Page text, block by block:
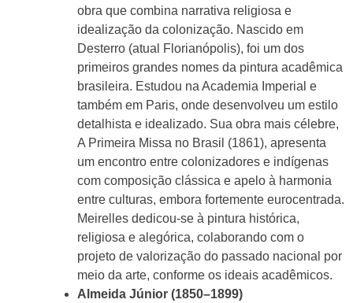
obra que combina narrativa religiosa e
idealização da colonização. Nascido em
Desterro (atual Florianópolis), foi um dos
primeiros grandes nomes da pintura acadêmica
brasileira. Estudou na Academia Imperial e
também em Paris, onde desenvolveu um estilo
detalhista e idealizado. Sua obra mais célebre,
A Primeira Missa no Brasil (1861), apresenta
um encontro entre colonizadores e indígenas
com composição clássica e apelo à harmonia
entre culturas, embora fortemente eurocentrada.
Meirelles dedicou-se à pintura histórica,
religiosa e alegórica, colaborando com o
projeto de valorização do passado nacional por
meio da arte, conforme os ideais acadêmicos.
Almeida Júnior (1850–1899)